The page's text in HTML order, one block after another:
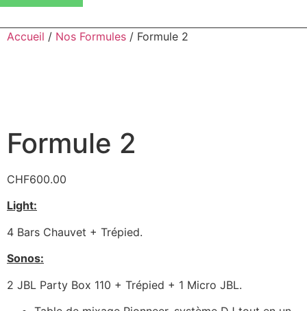
Accueil / Nos Formules / Formule 2
Formule 2
CHF600.00
Light:
4 Bars Chauvet + Trépied.
Sonos:
2 JBL Party Box 110 + Trépied + 1 Micro JBL.